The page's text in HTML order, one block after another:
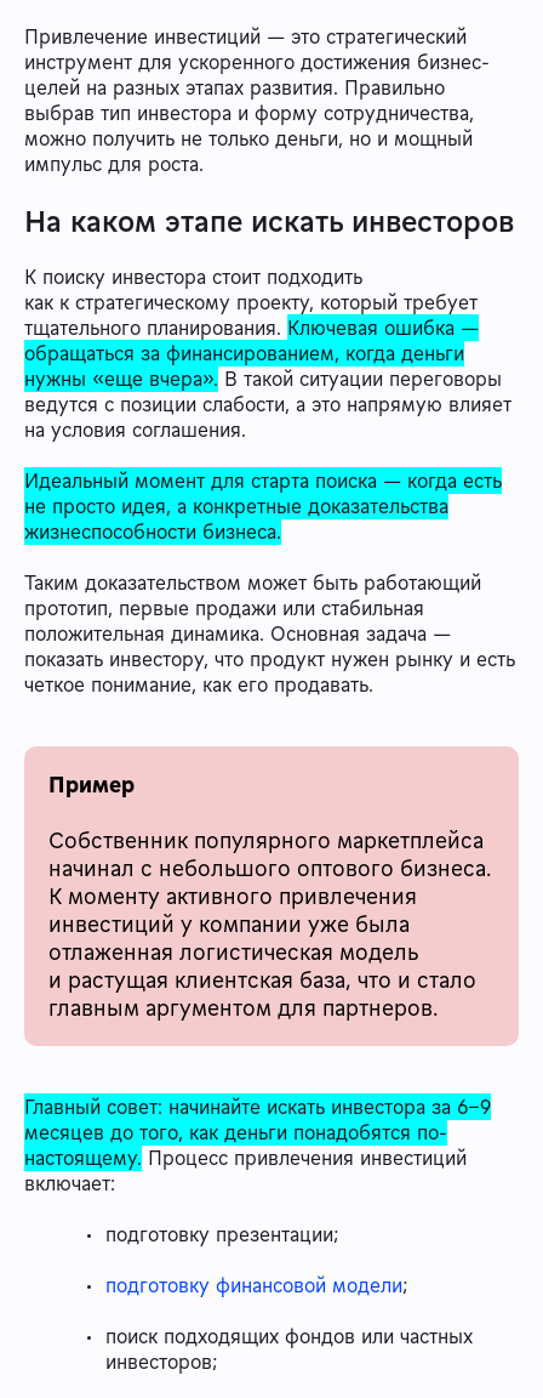
Привлечение инвестиций — это стратегический
инструмент для ускоренного достижения бизнес-
целей на разных этапах развития. Правильно
выбрав тип инвестора и форму сотрудничества,
можно получить не только деньги, но и мощный
импульс для роста.
На каком этапе искать инвесторов
К поиску инвестора стоит подходить
как к стратегическому проекту, который требует
тщательного планирования. Ключевая ошибка —
обращаться за финансированием, когда деньги
нужны «еще вчера». В такой ситуации переговоры
ведутся с позиции слабости, а это напрямую влияет
на условия соглашения.
Идеальный момент для старта поиска — когда есть
не просто идея, а конкретные доказательства
жизнеспособности бизнеса.
Таким доказательством может быть работающий
прототип, первые продажи или стабильная
положительная динамика. Основная задача —
показать инвестору, что продукт нужен рынку и есть
четкое понимание, как его продавать.
Пример
Собственник популярного маркетплейса
начинал с небольшого оптового бизнеса.
К моменту активного привлечения
инвестиций у компании уже была
отлаженная логистическая модель
и растущая клиентская база, что и стало
главным аргументом для партнеров.
Главный совет: начинайте искать инвестора за 6–9
месяцев до того, как деньги понадобятся по-
настоящему. Процесс привлечения инвестиций
включает:
подготовку презентации;
подготовку финансовой модели;
поиск подходящих фондов или частных
инвесторов;